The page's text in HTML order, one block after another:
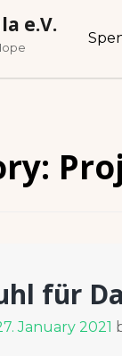
e.V.
für
January 2021